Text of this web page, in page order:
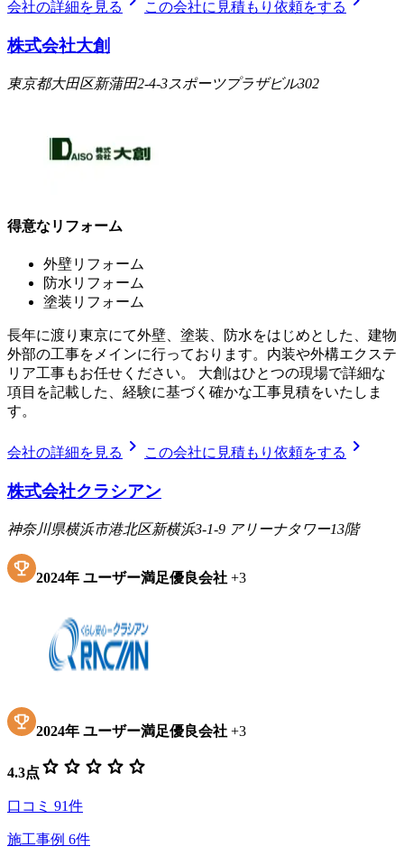
会社の詳細を見る この会社に見積もり依頼をする
株式会社大創
東京都大田区新蒲田2-4-3スポーツプラザビル302
得意なリフォーム
外壁リフォーム
防水リフォーム
塗装リフォーム
長年に渡り東京にて外壁、塗装、防水をはじめとした、建物
外部の工事をメインに行っております。内装や外構エクステ
リア工事もお任せください。 大創はひとつの現場で詳細な
項目を記載した、経験に基づく確かな工事見積をいたしま
す。
会社の詳細を見る chevron_right この会社に見積もり依頼をする chevron_right
株式会社クラシアン
神奈川県横浜市港北区新横浜3-1-9 アリーナタワー13階
2024年 ユーザー満足優良会社 +3
2024年 ユーザー満足優良会社 +3
4.3点 star star star star star
口コミ 91件
施工事例 6件